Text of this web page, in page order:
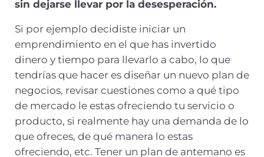
sin dejarse llevar por la desesperación.
Si por ejemplo decidiste iniciar un
emprendimiento en el que has invertido
dinero y tiempo para llevarlo a cabo, lo que
tendrías que hacer es diseñar un nuevo plan de
negocios, revisar cuestiones como a qué tipo
de mercado le estas ofreciendo tu servicio o
producto, si realmente hay una demanda de lo
que ofreces, de qué manera lo estas
ofreciendo, etc. Tener un plan de antemano es